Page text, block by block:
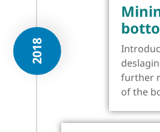
2018
further
of the